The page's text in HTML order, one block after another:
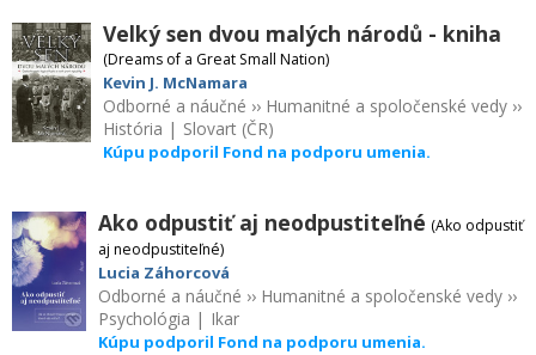
Velký sen dvou malých národů - kniha
(Dreams of a Great Small Nation)
Kevin J. McNamara
Odborné a náučné ›› Humanitné a spoločenské vedy ››
História | Slovart (ČR)
Kúpu podporil Fond na podporu umenia.
Ako odpustiť aj neodpustiteľné (Ako odpustiť
aj neodpustiteľné)
Lucia Záhorcová
Odborné a náučné ›› Humanitné a spoločenské vedy››
Psychológia | Ikar
Kúpu podporil Fond na podporu umenia.